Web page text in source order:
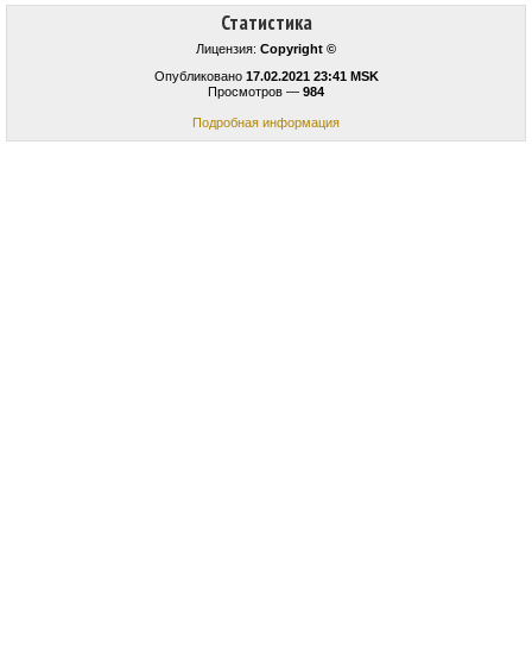
Статистика
Лицензия: Copyright ©
Опубликовано 17.02.2021 23:41 MSK
Просмотров — 984
Подробная информация